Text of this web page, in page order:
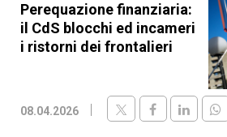
Perequazione finanziaria:
il CdS blocchi ed incameri
i ristorni dei frontalieri
08.04.2026